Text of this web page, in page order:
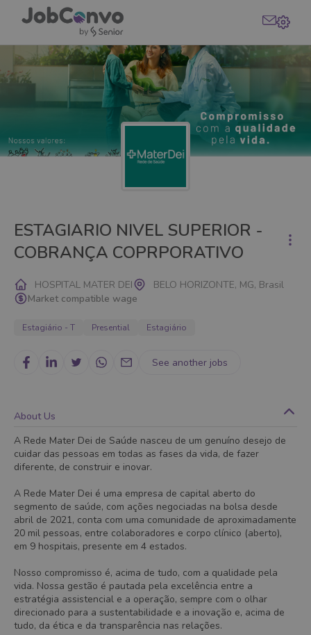
ESTAGIARIO NIVEL SUPERIOR -
COBRANÇA COPRPORATIVO
HOSPITAL MATER DEI
BELO HORIZONTE, MG, Brasil
Market compatible wage
Estagiário - T Presential Estagiário
See another jobs
About Us
A Rede Mater Dei de Saúde nasceu de um genuíno desejo de
cuidar das pessoas em todas as fases da vida, de fazer
diferente, de construir e inovar.
A Rede Mater Dei é uma empresa de capital aberto do
segmento de saúde, com ações negociadas na bolsa desde
abril de 2021, conta com uma comunidade de aproximadamente
20 mil pessoas, entre colaboradores e corpo clínico (aberto),
em 9 hospitais, presente em 4 estados.
Nosso compromisso é, acima de tudo, com a qualidade pela
vida. Nossa gestão é pautada pela excelência entre a
estratégia assistencial e a operação, sempre com o olhar
direcionado para a sustentabilidade e a inovação e, acima de
tudo, da ética e da transparência nas relações.